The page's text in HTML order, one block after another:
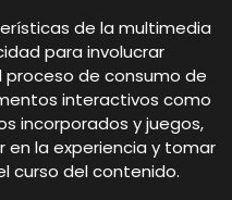
de la multimedia
para involucrar
de consumo de
interactivos como
incorporados y juegos,
en la experiencia y tomar
curso del contenido.